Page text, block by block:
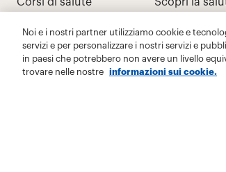
Noi e i nostri partner utilizziamo cookie e
servizi e per personalizzare i nostri servizi e
in paesi che potrebbero non avere un livello
trovare nelle nostre
informazioni sui cookie.